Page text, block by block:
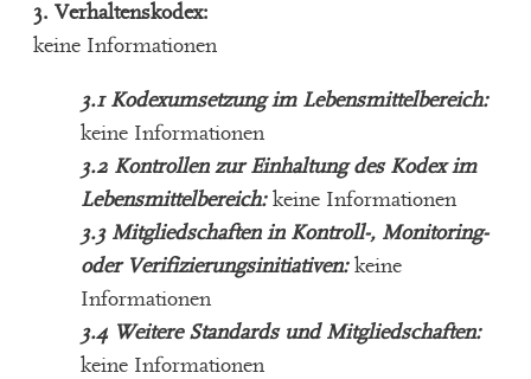
3. Verhaltenskodex:
keine Informationen
3.1 Kodexumsetzung im Lebensmittelbereich:
keine Informationen
3.2 Kontrollen zur Einhaltung des Kodex im
Lebensmittelbereich:keine Informationen
3.3 Mitgliedschaften in Kontroll-, Monitoring-
oder Verifizierungsinitiativen:keine
Informationen
3.4 Weitere Standards und Mitgliedschaften:
keine Informationen